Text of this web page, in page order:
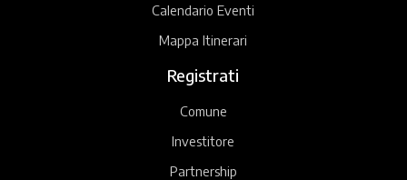
Calendario Eventi
Mappa Itinerari
Registrati
Comune
Investitore
Partnership